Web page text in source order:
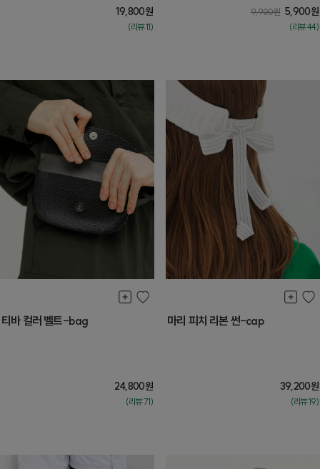
19,800원
(리뷰:11)
9,900원 5,900원
(리뷰:44)
티바 컬러 벨트-bag
24,800원
(리뷰:71)
마리 피치 리본 썬-cap
39,200원
(리뷰:19)